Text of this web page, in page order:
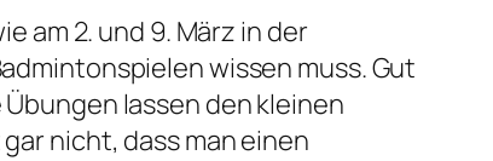
am 2. und 9. März in der
wissen muss. Gut
lassen den kleinen
nicht, dass man einen